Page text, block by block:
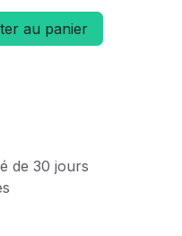
au panier
de 30 jours